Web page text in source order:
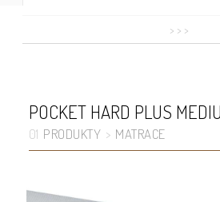
> > >
POCKET HARD PLUS
01 PRODUKTY > MATRACE